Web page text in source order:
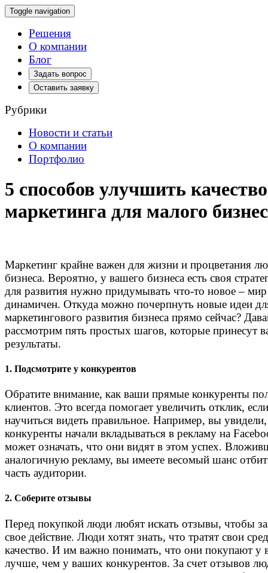
Toggle navigation
Решения
О компании
Блог
Задать вопрос
Оставить заявку
Рубрики
Новости и статьи
О компании
Портфолио
5 способов улучшить качество
маркетинга для малого
Маркетинг крайне важен для жизни и процветания
бизнеса. Вероятно, у вашего бизнеса есть своя
для развития нужно придумывать что-то новое – мир
динамичен. Откуда можно почерпнуть новые идеи
маркетингового развития бизнеса прямо сейчас?
рассмотрим пять простых шагов, которые принесут
результаты.
1. Подсмотрите у конкурентов
Обратите внимание, как ваши прямые конкуренты
клиентов. Это всегда помогает увеличить отклик, если
научиться видеть правильное. Например, вы
конкуренты начали вкладываться в рекламу на
может означать, что они видят в этом успех.
аналогичную рекламу, вы имеете весомый шанс
часть аудитории.
2. Соберите отзывы
Перед покупкой люди любят искать отзывы, чтобы
свое действие. Люди хотят знать, что тратят свои
качество. И им важно понимать, что они покупают у
лучше, чем у ваших конкурентов. За счет отзывов